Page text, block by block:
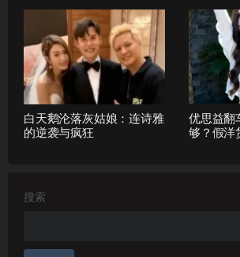
白天鹅沦落灰姑娘：连诗雅
的逆袭与疯狂
优思益翻
够？假洋
搜索